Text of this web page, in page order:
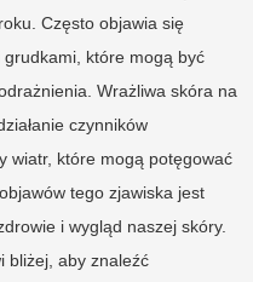
Często objawia się
które mogą być
Wrażliwa skóra na
czynników
wiatr, które mogą potęgować
tego zjawiska jest
i wygląd naszej skóry.
bliżej, aby znaleźć